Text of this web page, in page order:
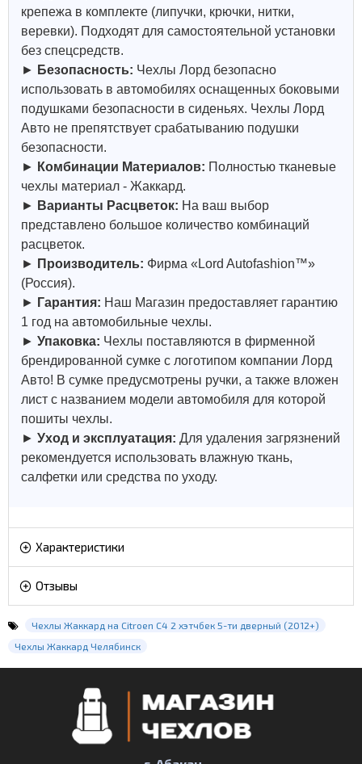
крепежа в комплекте (липучки, крючки, нитки,
веревки). Подходят для самостоятельной установки
без спецсредств.
► Безопасность: Чехлы Лорд безопасно
использовать в автомобилях оснащенных боковыми
подушками безопасности в сиденьях. Чехлы Лорд
Авто не препятствует срабатыванию подушки
безопасности.
► Комбинации Материалов: Полностью тканевые
чехлы материал - Жаккард.
► Варианты Расцветок: На ваш выбор
представлено большое количество комбинаций
расцветок.
► Производитель: Фирма «Lord Autofashion™»
(Россия).
► Гарантия: Наш Магазин предоставляет гарантию
1 год на автомобильные чехлы.
► Упаковка: Чехлы поставляются в фирменной
брендированной сумке с логотипом компании Лорд
Авто! В сумке предусмотрены ручки, а также вложен
лист с названием модели автомобиля для которой
пошиты чехлы.
► Уход и эксплуатация: Для удаления загрязнений
рекомендуется использовать влажную ткань,
салфетки или средства по уходу.
Характеристики
Отзывы
Чехлы Жаккард на Citroen C4 2 хэтчбек 5-ти дверный (2012+)
Чехлы Жаккард Челябинск